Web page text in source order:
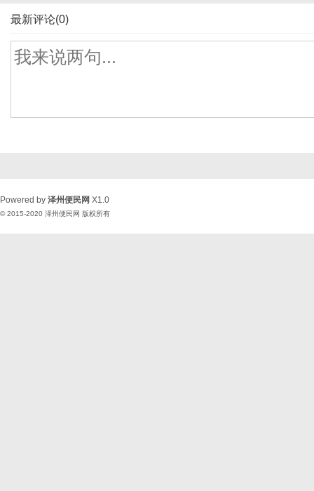
最新评论(0)
Powered by 泽州便民网 X1.0
© 2015-2020 泽州便民网 版权所有